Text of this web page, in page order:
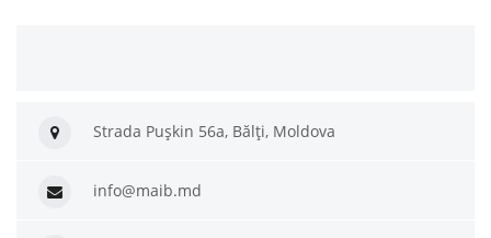
Strada Pușkin 56a, Bălți, Moldova
info@maib.md